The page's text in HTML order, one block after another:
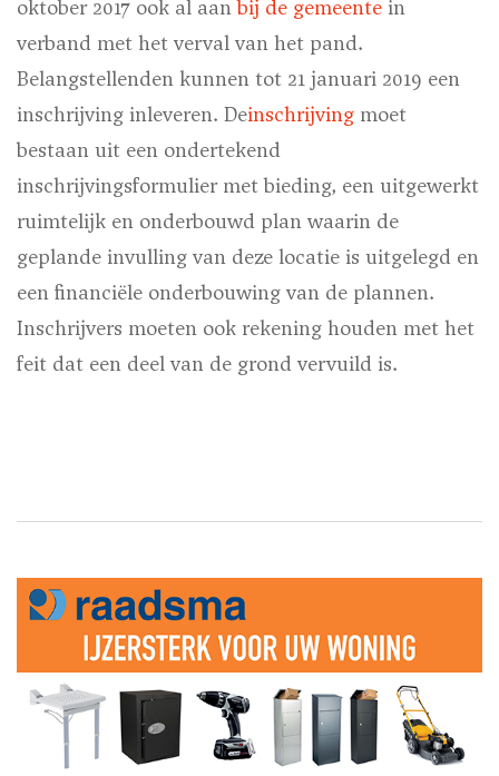
oktober 2017 ook al aanbij de gemeente in
verband met het verval van het pand.
Belangstellenden kunnen tot 21 januari 2019 een
inschrijving inleveren. Deinschrijving moet
bestaan uit een ondertekend
inschrijvingsformulier met bieding, een uitgewerkt
ruimtelijk en onderbouwd plan waarin de
geplande invulling van deze locatie is uitgelegd en
een financiële onderbouwing van de plannen.
Inschrijvers moeten ook rekening houden met het
feit dat een deel van de grond vervuild is.